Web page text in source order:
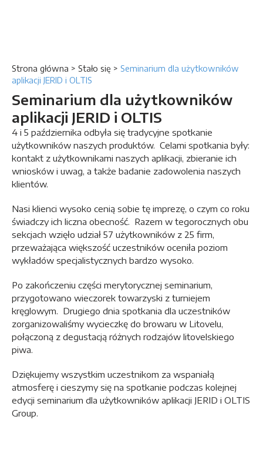
Strona główna > Stało się > Seminarium dla użytkowników
aplikacji JERID i OLTIS
Seminarium dla użytkowników
aplikacji JERID i OLTIS
4 i 5 października odbyła się tradycyjne spotkanie
użytkowników naszych produktów. Celami spotkania były:
kontakt z użytkownikami naszych aplikacji, zbieranie ich
wniosków i uwag, a także badanie zadowolenia naszych
klientów.
Nasi klienci wysoko cenią sobie tę imprezę, o czym co roku
świadczy ich liczna obecność. Razem w tegorocznych obu
sekcjach wzięło udział 57 użytkowników z 25 firm,
przeważająca większość uczestników oceniła poziom
wykładów specjalistycznych bardzo wysoko.
Po zakończeniu części merytorycznej seminarium,
przygotowano wieczorek towarzyski z turniejem
kręglowym. Drugiego dnia spotkania dla uczestników
zorganizowaliśmy wycieczkę do browaru w Litovelu,
połączoną z degustacją różnych rodzajów litovelskiego
piwa.
Dziękujemy wszystkim uczestnikom za wspaniałą
atmosferę i cieszymy się na spotkanie podczas kolejnej
edycji seminarium dla użytkowników aplikacji JERID i OLTIS
Group.